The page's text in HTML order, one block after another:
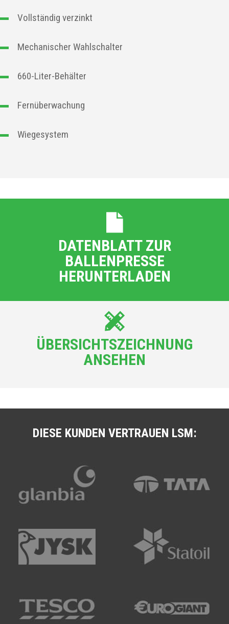
Vollständig verzinkt
Mechanischer Wahlschalter
660-Liter-Behälter
Fernüberwachung
Wiegesystem
DATENBLATT ZUR
BALLENPRESSE
HERUNTERLADEN
ÜBERSICHTSZEICHNUNG
ANSEHEN
DIESE KUNDEN VERTRAUEN LSM: